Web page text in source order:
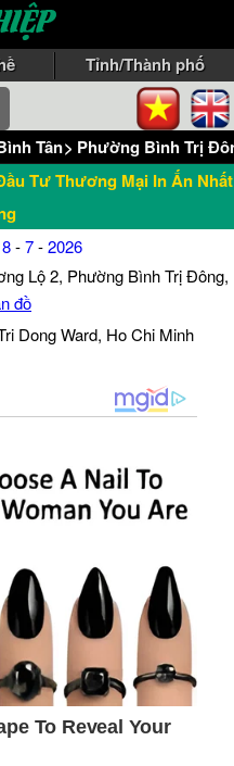
Tỉnh/Thành phố
Tân> Phường Bình Trị
Tư Thương Mại In Ấn Nhất
8-7-2026
Lộ 2, Phường Bình Trị Đông,
đồ
Dong Ward, Ho Chi Minh